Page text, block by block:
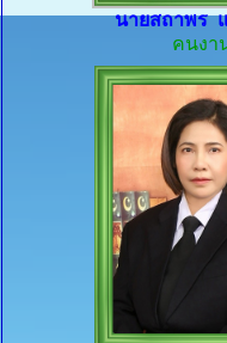
นายสถาพร
คนงา